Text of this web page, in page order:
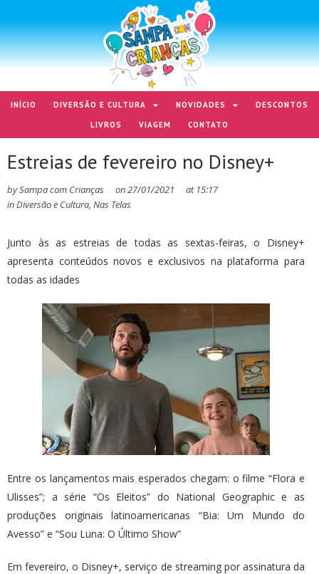
INÍCIO DIVERSÃO E CULTURA NOVIDADES
DESCONTOS
LIVROS
VIAGEM CONTATO
Estreias de fevereiro no Disney+
bySampa com Crianças on27/01/2021 at 15:17
inDiversão e Cultura, Nas Telas
Junto às as estreias de todas as sextas-feiras, o Disney+
apresenta conteúdos novos e exclusivos na plataforma para
todas as idades
Entre os lançamentos mais esperados chegam: o filme “Flora e
Ulisses”; a série “Os Eleitos” do National Geographic e as
produções originais latinoamericanas “Bia: Um Mundo do
Avesso” e “Sou Luna: O Último Show”
Em fevereiro, o Disney+, serviço de streaming por assinatura da